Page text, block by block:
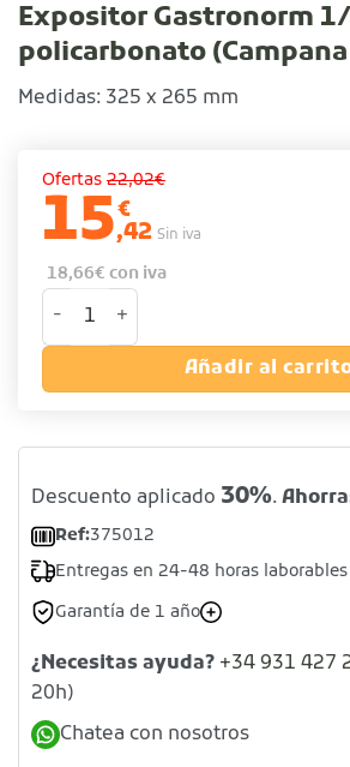
Expositor Gastronorm
policarbonato
Medidas: 325 x 265 mm
Ofertas 22,02€
15€
,42 Sin iva
18,66€ con iva
Expositor Gastronorm 1/2 de
Añadir al
Descuento aplicado 30%.
Ref:375012
Entregas en 24-48 horas laborables
Garantía de 1 año
¿Necesitas ayuda? +34 931 427
20h)
Chatea con nosotros